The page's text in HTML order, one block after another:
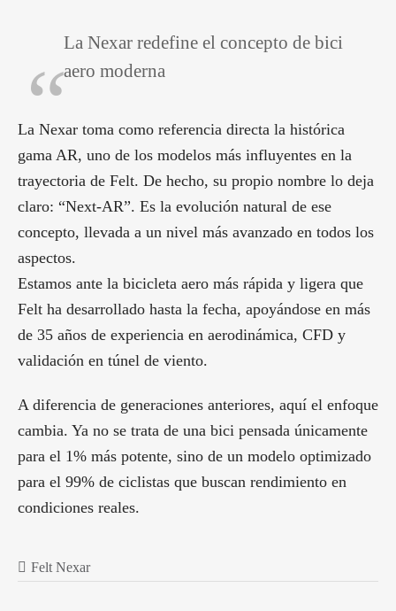
La Nexar redefine el concepto de bici
aero moderna
La Nexar toma como referencia directa la histórica
gama AR, uno de los modelos más influyentes en la
trayectoria de Felt. De hecho, su propio nombre lo deja
claro: “Next-AR”. Es la evolución natural de ese
concepto, llevada a un nivel más avanzado en todos los
aspectos.
Estamos ante la bicicleta aero más rápida y ligera que
Felt ha desarrollado hasta la fecha, apoyándose en más
de 35 años de experiencia en aerodinámica, CFD y
validación en túnel de viento.
A diferencia de generaciones anteriores, aquí el enfoque
cambia. Ya no se trata de una bici pensada únicamente
para el 1% más potente, sino de un modelo optimizado
para el 99% de ciclistas que buscan rendimiento en
condiciones reales.
Felt Nexar